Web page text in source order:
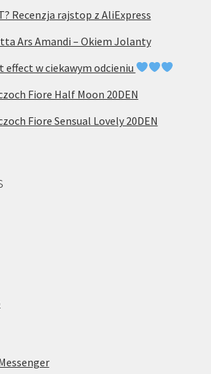
Recenzja rajstop z AliExpress
Ars Amandi – Okiem Jolanty
w ciekawym odcieniu
Fiore Half Moon 20DEN
Fiore Sensual Lovely 20DEN